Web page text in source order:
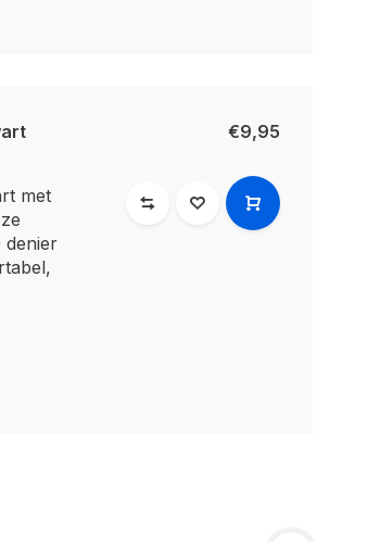
met
denier
€9,95